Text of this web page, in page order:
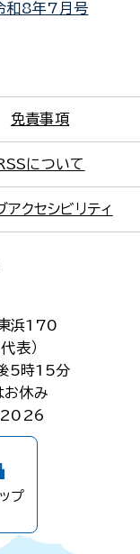
和8年7月号
免責事項
について
アクセシビリティ
浜170
表）
5時15分
休み
プ